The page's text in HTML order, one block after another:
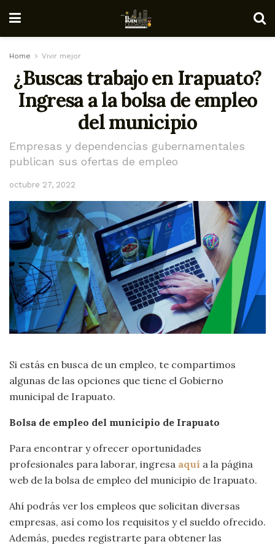
Home Vivir mejor
¿Buscas trabajo en Irapuato?
Ingresa a la bolsa de empleo
del municipio
Empresas y dependencias gubernamentales
publican sus ofertas de empleo
octubre 27, 2022
Si estás en busca de un empleo, te compartimos
algunas de las opciones que tiene el Gobierno
municipal de Irapuato.
Bolsa de empleo del municipio de Irapuato
Para encontrar y ofrecer oportunidades
profesionales para laborar, ingresa aquí a la página
web de la bolsa de empleo del municipio de Irapuato.
Ahí podrás ver los empleos que solicitan diversas
empresas, así como los requisitos y el sueldo ofrecido.
Además, puedes registrarte para obtener las